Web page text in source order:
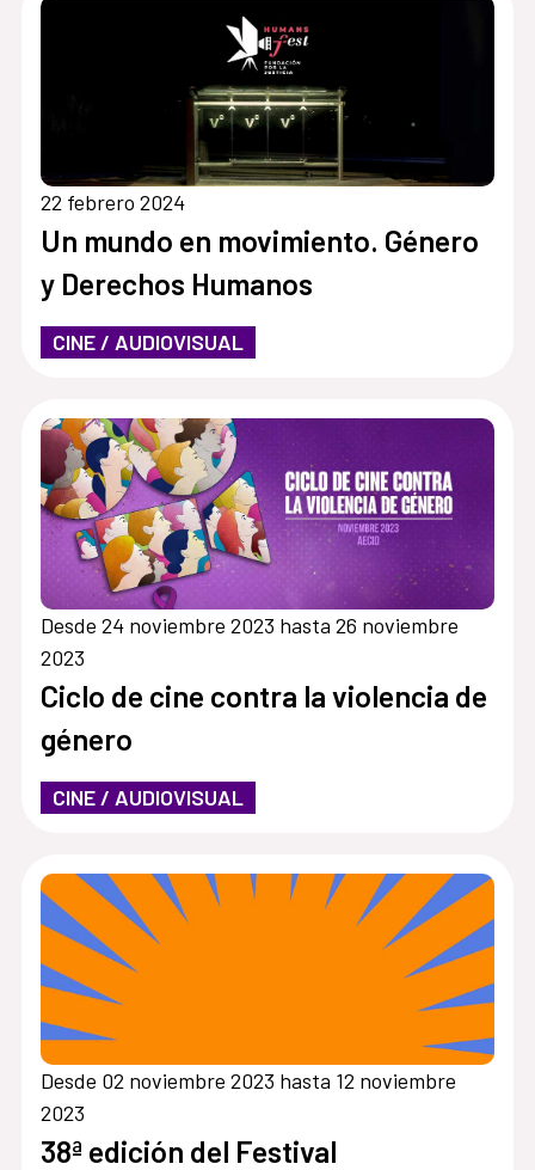
22 febrero 2024
Un mundo en movimiento. Género
y Derechos Humanos
CINE / AUDIOVISUAL
Desde 24 noviembre 2023 hasta 26 noviembre
2023
Ciclo de cine contra la violencia de
género
CINE / AUDIOVISUAL
Desde 02 noviembre 2023 hasta 12 noviembre
2023
38ª edición del Festival